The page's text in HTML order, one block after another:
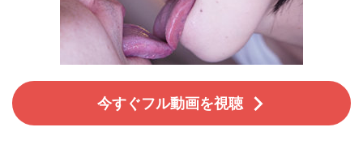
今すぐフル動画を視聴